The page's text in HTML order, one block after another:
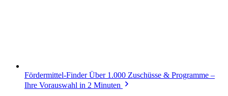
Fördermittel-Finder Über 1.000 Zuschüsse & Programme –
Ihre Vorauswahl in 2 Minuten